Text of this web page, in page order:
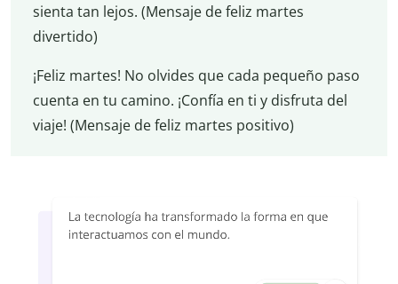
sienta tan lejos. (Mensaje de feliz martes
divertido)
¡Feliz martes! No olvides que cada pequeño paso
cuenta en tu camino. ¡Confía en ti y disfruta del
viaje! (Mensaje de feliz martes positivo)